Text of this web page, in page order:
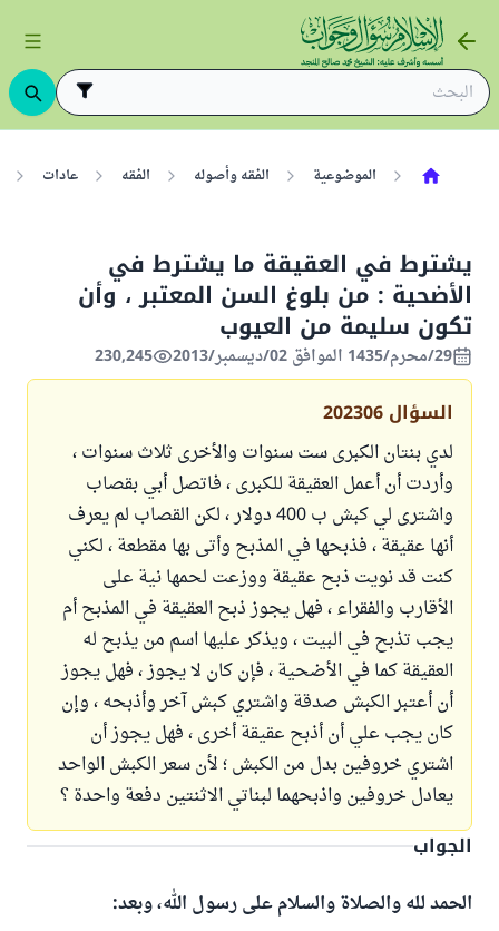
الموضوعية الفقه وأصوله الفقه عادات
يشترط في العقيقة ما يشترط في
الأضحية : من بلوغ السن المعتبر ، وأن
تكون سليمة من العيوب
29/محرم/1435 الموافق 02/ديسمبر/2013 230,245
السؤال 202306
لدي بنتان الكبرى ست سنوات والأخرى ثلاث سنوات ،
وأردت أن أعمل العقيقة للكبرى ، فاتصل أبي بقصاب
واشترى لي كبش ب 400 دولار ، لكن القصاب لم يعرف
أنها عقيقة ، فذبحها في المذبح وأتى بها مقطعة ، لكني
كنت قد نويت ذبح عقيقة ووزعت لحمها نية على
الأقارب والفقراء ، فهل يجوز ذبح العقيقة في المذبح أم
يجب تذبح في البيت ، ويذكر عليها اسم من يذبح له
العقيقة كما في الأضحية ، فإن كان لا يجوز ، فهل يجوز
أن أعتبر الكبش صدقة واشتري كبش آخر وأذبحه ، وإن
كان يجب علي أن أذبح عقيقة أخرى ، فهل يجوز أن
اشتري خروفين بدل من الكبش ؛ لأن سعر الكبش الواحد
يعادل خروفين واذبحهما لبناتي الاثنتين دفعة واحدة ؟
الجواب
الحمد لله والصلاة والسلام على رسول الله، وبعد: